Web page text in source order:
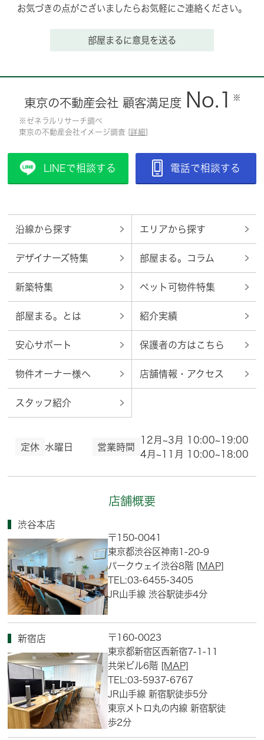
お気づきの点がございましたらお気軽にご連絡ください。
部屋まるに意見を送る
東京の不動産会社 顧客満足度 No.1 ※
※ゼネラルリサーチ調べ
東京の不動産会社イメージ調査 [ 詳細
LINEで相談する 電話で相談する
沿線から探す エリアから探す
デザイナーズ特集 部屋まる。コラム
新築特集 ペット可物件特集
部屋まる。とは 紹介実績
安心サポート 保護者の方はこちら
物件オーナー様へ 店舗情報・アクセス
スタッフ紹介
定休 水曜日 営業時間
12月~3月 10:00~19:00
4月~11月 10:00~18:00
店舗概要
渋谷本店
〒150-0041
東京都渋谷区神南1-20-9
パークウェイ渋谷8階 [MAP]
TEL:03-6455-3405
JR山手線 渋谷駅徒歩4分
新宿店
〒160-0023
東京都新宿区西新宿7-1-11
共栄ビル6階 [MAP]
TEL:03-5937-6767
JR山手線 新宿駅徒歩5分
東京メトロ丸の内線 新宿駅徒
歩2分